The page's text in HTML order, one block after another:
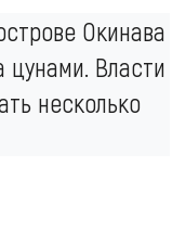
Окинава
цунами. Власти
несколько